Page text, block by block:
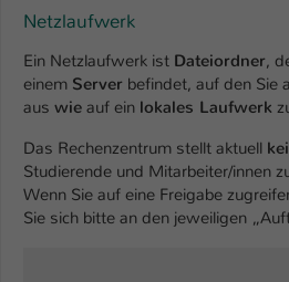
Netzlaufwerk
Ein Netzlaufwerk ist Dateiordner,
einem Server befindet, auf den Sie
aus wie auf ein lokales Laufwerk
Das Rechenzentrum stellt aktuell
Studierende und Mitarbeiter/innen
Wenn Sie auf eine Freigabe
Sie sich bitte an den jeweiligen